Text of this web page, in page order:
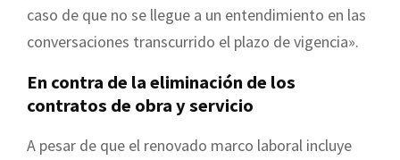
caso de que no se llegue a un entendimiento en las
conversaciones transcurrido el plazo de vigencia».
En contra de la eliminación de los
contratos de obra y servicio
A pesar de que el renovado marco laboral incluye